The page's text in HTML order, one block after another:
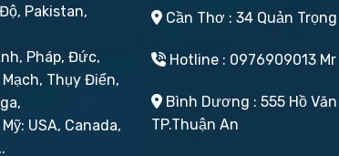
Pakistan,
Pháp, Đức,
Thụy Điển,
USA, Canada,
Cần Thơ : 34 Quản
Hotline : 0976909013 Mr
Bình Dương : 555 Hồ
TP.Thuận An